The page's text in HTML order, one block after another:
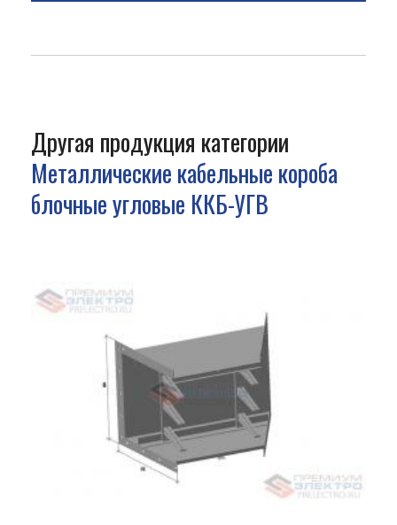
Другая продукция категории
Металлические кабельные короба
блочные угловые ККБ-УГВ